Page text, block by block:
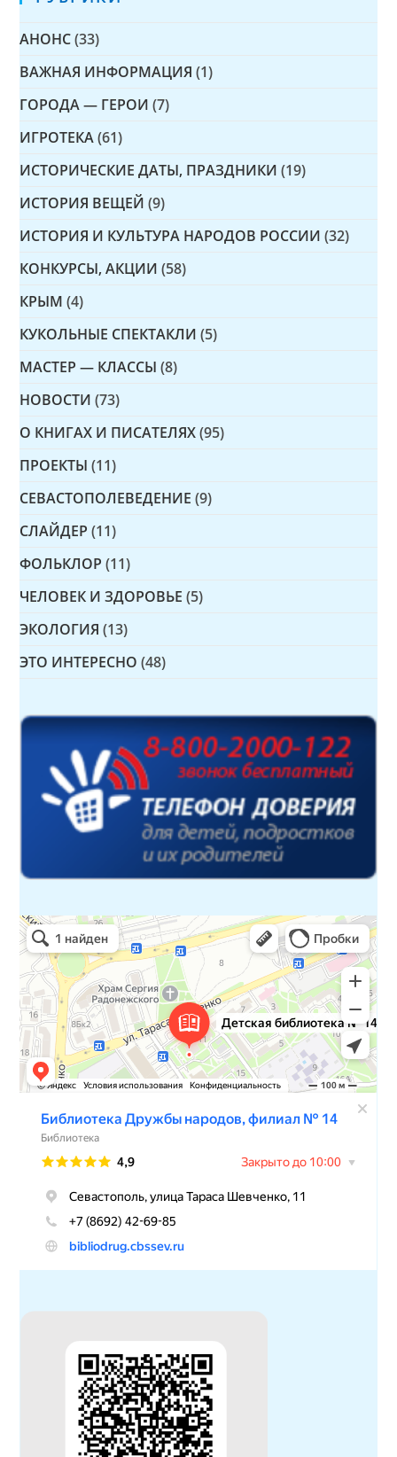
АНОНС (33)
ВАЖНАЯ ИНФОРМАЦИЯ (1)
ГОРОДА — ГЕРОИ (7)
ИГРОТЕКА (61)
ИСТОРИЧЕСКИЕ ДАТЫ, ПРАЗДНИКИ (19)
ИСТОРИЯ ВЕЩЕЙ (9)
ИСТОРИЯ И КУЛЬТУРА НАРОДОВ РОССИИ (32)
КОНКУРСЫ, АКЦИИ (58)
КРЫМ (4)
КУКОЛЬНЫЕ СПЕКТАКЛИ (5)
МАСТЕР — КЛАССЫ (8)
НОВОСТИ (73)
О КНИГАХ И ПИСАТЕЛЯХ (95)
ПРОЕКТЫ (11)
СЕВАСТОПОЛЕВЕДЕНИЕ (9)
СЛАЙДЕР (11)
ФОЛЬКЛОР (11)
ЧЕЛОВЕК И ЗДОРОВЬЕ (5)
ЭКОЛОГИЯ (13)
ЭТО ИНТЕРЕСНО (48)
Детская библиотека № 14 Дружбы народов
Библиотека в Севастополе